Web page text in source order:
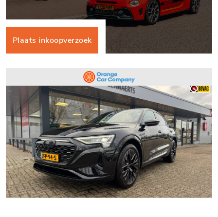
Plaats inkoopverzoek